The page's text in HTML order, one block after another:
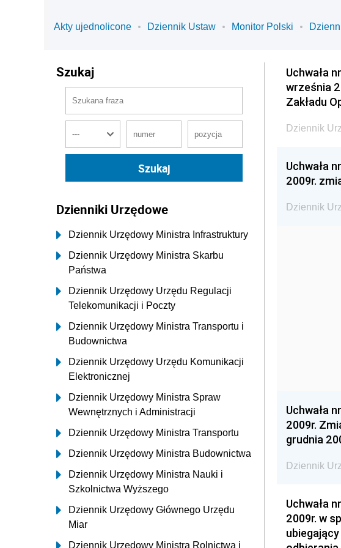
Akty ujednolicone Dziennik Ustaw Monitor Polski
Szukaj
Dzienniki Urzędowe
Dziennik Urzędowy Ministra Infrastruktury
Dziennik Urzędowy Ministra Skarbu
Państwa
Dziennik Urzędowy Urzędu Regulacji
Telekomunikacji i Poczty
Dziennik Urzędowy Ministra Transportu i
Budownictwa
Dziennik Urzędowy Urzędu Komunikacji
Elektronicznej
Dziennik Urzędowy Ministra Spraw
Wewnętrznych i Administracji
Dziennik Urzędowy Ministra Transportu
Dziennik Urzędowy Ministra Budownictwa
Dziennik Urzędowy Ministra Nauki i
Szkolnictwa Wyższego
Dziennik Urzędowy Głównego Urzędu
Miar
Dziennik Urzędowy Ministra Rolnictwa i
Uchwała
września
Zakładu
Dziennik
Uchwała
2009r.
Dziennik
Uchwała
2009r.
grudnia
Dziennik
Uchwała
2009r. w